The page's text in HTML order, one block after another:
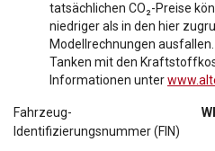
tatsächlichen CO₂-Preise
niedriger als in den hier
Modellrechnungen
Tanken mit den
Informationen unter
Fahrzeug-
Identifizierungsnummer (FIN)